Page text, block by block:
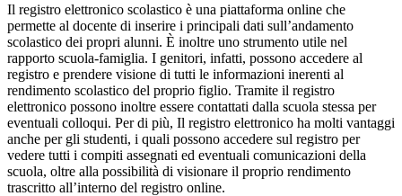
Il registro elettronico scolastico è una piattaforma online che
permette al docente di inserire i principali dati sull’andamento
scolastico dei propri alunni. È inoltre uno strumento utile nel
rapporto scuola-famiglia. I genitori, infatti, possono accedere al
registro e prendere visione di tutti le informazioni inerenti al
rendimento scolastico del proprio figlio. Tramite il registro
elettronico possono inoltre essere contattati dalla scuola stessa per
eventuali colloqui. Per di più, Il registro elettronico ha molti vantaggi
anche per gli studenti, i quali possono accedere sul registro per
vedere tutti i compiti assegnati ed eventuali comunicazioni della
scuola, oltre alla possibilità di visionare il proprio rendimento
trascritto all’interno del registro online.